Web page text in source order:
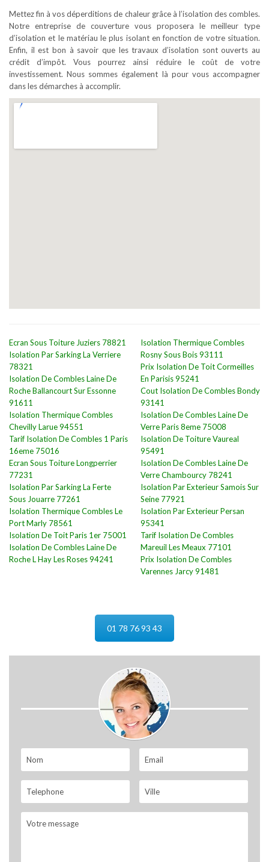
Mettez fin à vos déperditions de chaleur grâce à l’isolation des combles.
Notre entreprise de couverture vous proposera le meilleur type
d’isolation et le matériau le plus isolant en fonction de votre situation.
Enfin, il est bon à savoir que les travaux d’isolation sont ouverts au
crédit d’impôt. Vous pourrez ainsi réduire le coût de votre
investissement. Nous sommes également là pour vous accompagner
dans les démarches à accomplir.
Ecran Sous Toiture Juziers 78821
Isolation Par Sarking La Verriere
78321
Isolation De Combles Laine De
Roche Ballancourt Sur Essonne
91611
Isolation Thermique Combles
Chevilly Larue 94551
Tarif Isolation De Combles 1 Paris
16eme 75016
Ecran Sous Toiture Longperrier
77231
Isolation Par Sarking La Ferte
Sous Jouarre 77261
Isolation Thermique Combles Le
Port Marly 78561
Isolation De Toit Paris 1er 75001
Isolation De Combles Laine De
Roche L Hay Les Roses 94241
Isolation Thermique Combles
Rosny Sous Bois 93111
Prix Isolation De Toit Cormeilles
En Parisis 95241
Cout Isolation De Combles Bondy
93141
Isolation De Combles Laine De
Verre Paris 8eme 75008
Isolation De Toiture Vaureal
95491
Isolation De Combles Laine De
Verre Chambourcy 78241
Isolation Par Exterieur Samois Sur
Seine 77921
Isolation Par Exterieur Persan
95341
Tarif Isolation De Combles
Mareuil Les Meaux 77101
Prix Isolation De Combles
Varennes Jarcy 91481
01 78 76 93 43